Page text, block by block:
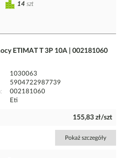
14 szt
ETIMAT T 3P 10A | 002181060
1030063
5904722987739
002181060
Eti
155,83 zł/szt
Pokaż szczegóły